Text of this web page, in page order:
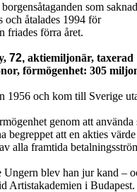
som
och åtalades 1994 för
friades förra året.
72, aktiemiljonär, taxerad
förmögenhet: 305
1956 och kom till Sverige
genom att använda
begreppet att en akties
alla framtida
Ungern blev han jur kand –
Artistakademien i Budapest.